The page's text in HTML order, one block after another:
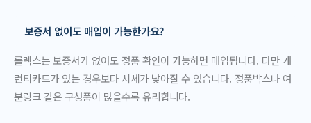
보증서 없이도 매입이 가능한가요?
롤렉스는 보증서가 없어도 정품 확인이 가능하면 매입됩니다. 다만 개
런티카드가 있는 경우보다 시세가 낮아질 수 있습니다. 정품박스나 여
분링크 같은 구성품이 많을수록 유리합니다.